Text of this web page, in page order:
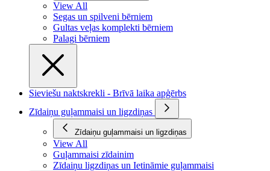
View All
Segas un spilveni bērniem
Gultas veļas komplekti bērniem
Palagi bērniem
Sieviešu naktskrekli - Brīvā laika apģērbs
Zīdaiņu guļammaisi un ligzdiņas
Zīdaiņu guļammaisi un ligzdiņas
View All
Guļammaisi zīdainim
Zīdaiņu ligzdiņas un Ietināmie guļammaisi